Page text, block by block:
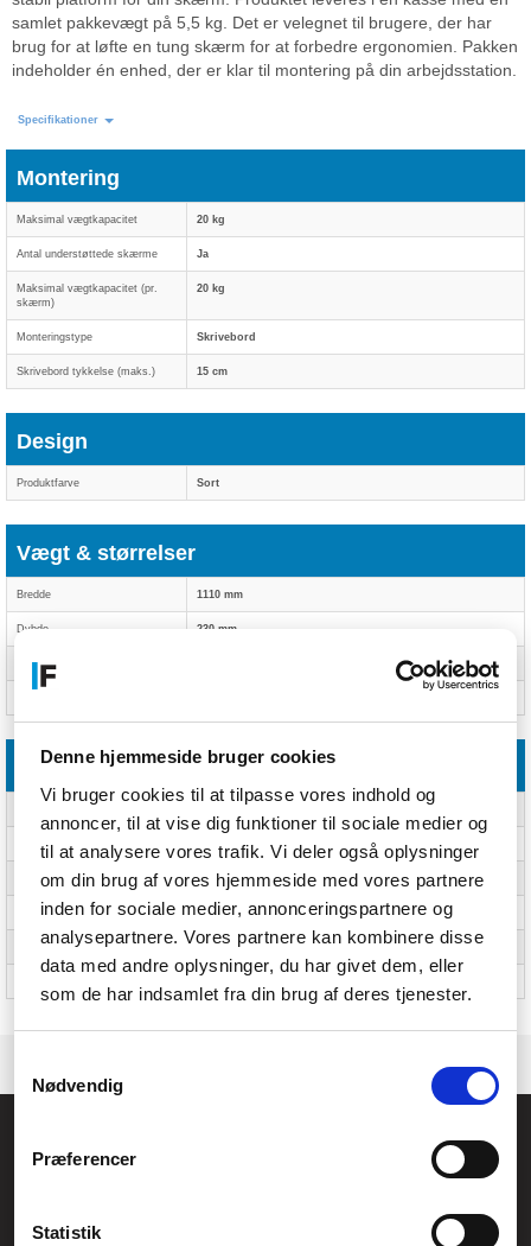
Denne hjemmeside bruger cookies
Vi bruger cookies til at tilpasse vores indhold og
annoncer, til at vise dig funktioner til sociale medier og
til at analysere vores trafik. Vi deler også oplysninger
om din brug af vores hjemmeside med vores partnere
inden for sociale medier, annonceringspartnere og
analysepartnere. Vores partnere kan kombinere disse
data med andre oplysninger, du har givet dem, eller
som de har indsamlet fra din brug af deres tjenester.
Nødvendig
Præferencer
Statistik
samlet pakkevægt på 5,5 kg. Det er velegnet til brugere, der har
brug for at løfte en tung skærm for at forbedre ergonomien. Pakken
indeholder én enhed, der er klar til montering på din arbejdsstation.
Specifikationer
Montering
Maksimal vægtkapacitet 20 kg
Antal understøttede skærme Ja
Maksimal vægtkapacitet (pr.
skærm)
20 kg
Monteringstype Skrivebord
Skrivebord tykkelse (maks.) 15 cm
Design
Produktfarve Sort
Vægt & størrelser
Bredde 1110 mm
Dybde 230 mm
Højde
Emballeringsdata
Pakkebredde 1260 mm
Pakkedybde 260 mm
Pakkehøjde 75 mm
Pakkevægt 5,5 kg
CVR.: 26208637
Generelle henvendelser: